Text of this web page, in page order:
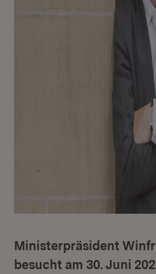
Ministerpräsident
besucht am 30. Juni